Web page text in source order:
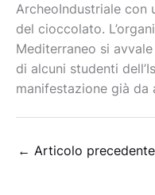
ArcheoIndustriale con
del cioccolato.
Mediterraneo si
di alcuni studenti
manifestazione già da
← Articolo precedente